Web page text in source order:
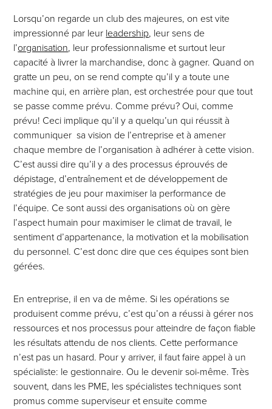
Lorsqu’on regarde un club des majeures, on est vite
impressionné par leur leadership, leur sens de
l’organisation, leur professionnalisme et surtout leur
capacité à livrer la marchandise, donc à gagner. Quand on
gratte un peu, on se rend compte qu’il y a toute une
machine qui, en arrière plan, est orchestrée pour que tout
se passe comme prévu. Comme prévu? Oui, comme
prévu! Ceci implique qu’il y a quelqu’un qui réussit à
communiquer sa vision de l’entreprise et à amener
chaque membre de l’organisation à adhérer à cette vision.
C’est aussi dire qu’il y a des processus éprouvés de
dépistage, d’entraînement et de développement de
stratégies de jeu pour maximiser la performance de
l’équipe. Ce sont aussi des organisations où on gère
l’aspect humain pour maximiser le climat de travail, le
sentiment d’appartenance, la motivation et la mobilisation
du personnel. C’est donc dire que ces équipes sont bien
gérées.
En entreprise, il en va de même. Si les opérations se
produisent comme prévu, c’est qu’on a réussi à gérer nos
ressources et nos processus pour atteindre de façon fiable
les résultats attendu de nos clients. Cette performance
n’est pas un hasard. Pour y arriver, il faut faire appel à un
spécialiste: le gestionnaire. Ou le devenir soi-même. Très
souvent, dans les PME, les spécialistes techniques sont
promus comme superviseur et ensuite comme